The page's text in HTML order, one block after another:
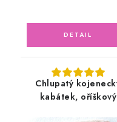
Chlupatý
kabátek, oříškový